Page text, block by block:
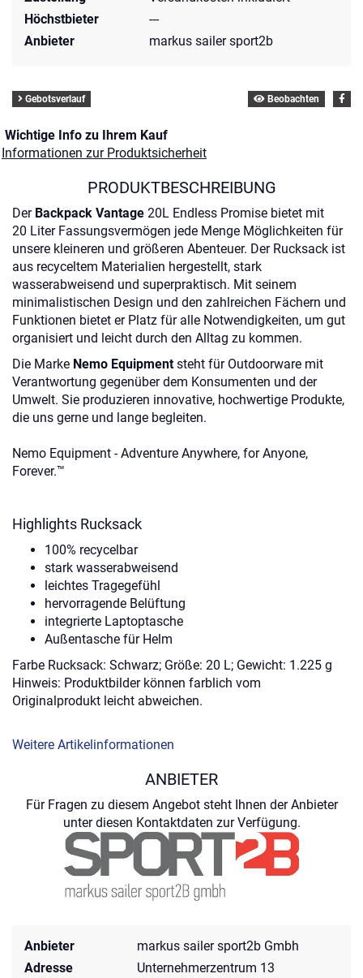
Höchstbieter
---
Anbieter
markus sailer sport2b
Gebotsverlauf Beobachten
Wichtige Info zu Ihrem Kauf
Informationen zur Produktsicherheit
PRODUKTBESCHREIBUNG
Der Backpack Vantage 20L Endless Promise bietet mit
20 Liter Fassungsvermögen jede Menge Möglichkeiten für
unsere kleineren und größeren Abenteuer. Der Rucksack ist
aus recyceltem Materialien hergestellt, stark
wasserabweisend und superpraktisch. Mit seinem
minimalistischen Design und den zahlreichen Fächern und
Funktionen bietet er Platz für alle Notwendigkeiten, um gut
organisiert und leicht durch den Alltag zu kommen.
Die Marke Nemo Equipmentsteht für Outdoorware mit
Verantwortung gegenüber dem Konsumenten und der
Umwelt. Sie produzieren innovative, hochwertige Produkte,
die uns gerne und lange begleiten.
Nemo Equipment - Adventure Anywhere, for Anyone,
Forever.™
Highlights Rucksack
100% recycelbar
stark wasserabweisend
leichtes Tragegefühl
hervorragende Belüftung
integrierte Laptoptasche
Außentasche für Helm
Farbe Rucksack: Schwarz; Größe: 20 L; Gewicht: 1.225 g
Hinweis: Produktbilder können farblich vom
Originalprodukt leicht abweichen.
Weitere Artikelinformationen
ANBIETER
Für Fragen zu diesem Angebot steht Ihnen der Anbieter
unter diesen Kontaktdaten zur Verfügung.
Anbieter
markus sailer sport2b Gmbh
Adresse
Unternehmerzentrum 13